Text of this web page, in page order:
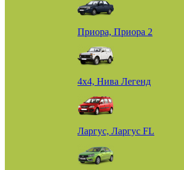
Приора, Приора 2
4х4, Нива Легенд
Ларгус, Ларгус FL